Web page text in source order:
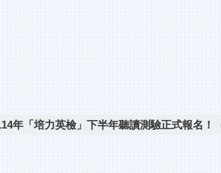
年「培力英檢」下半年聽讀測驗正式報名！